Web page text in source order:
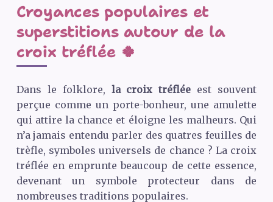
Croyances populaires et
superstitions autour de la
croix tréflée 🍀
Dans le folklore, la croix tréflée est souvent
perçue comme un porte-bonheur, une amulette
qui attire la chance et éloigne les malheurs. Qui
n’a jamais entendu parler des quatres feuilles de
trèfle, symboles universels de chance ? La croix
tréflée en emprunte beaucoup de cette essence,
devenant un symbole protecteur dans de
nombreuses traditions populaires.